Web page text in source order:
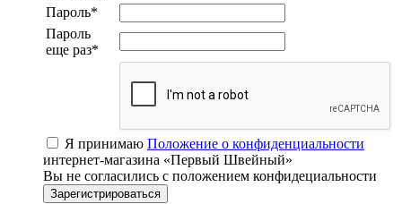
Пароль*
Пароль
еще раз*
Я принимаю Положение о конфиденциальности
интернет-магазина «Первый Швейный»
Вы не согласились с положением конфидециальности